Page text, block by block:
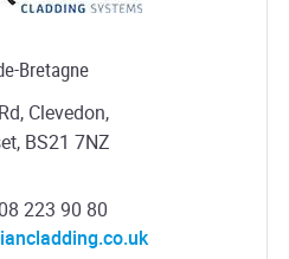
Bretagne
Clevedon,
BS21 7NZ
223 90 80